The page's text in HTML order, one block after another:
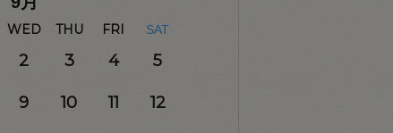
WED THU FRI SAT
2 3 4 5
9 10 11 12